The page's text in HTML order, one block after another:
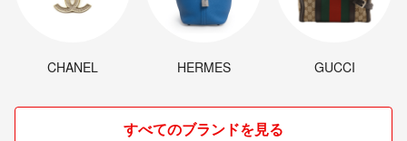
CHANEL HERMES GUCCI
すべてのブランドを見る